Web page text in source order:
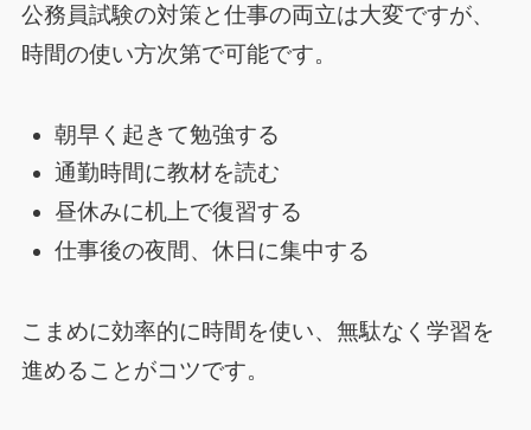
公務員試験の対策と仕事の両立は大変ですが、
時間の使い方次第で可能です。
朝早く起きて勉強する
通勤時間に教材を読む
昼休みに机上で復習する
仕事後の夜間、休日に集中する
こまめに効率的に時間を使い、無駄なく学習を
進めることがコツです。